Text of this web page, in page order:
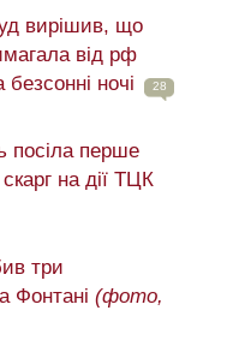
вирішив, що
від рф
ночі
28
посіла перше
скарг на дії ТЦК
три
Фонтані (фото,